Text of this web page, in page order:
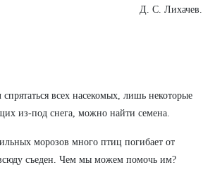
Д. С. Лихачев.
всех насекомых, лишь некоторые
из-под снега, можно найти семена.
морозов много птиц погибает от
съеден. Чем мы можем помочь им?